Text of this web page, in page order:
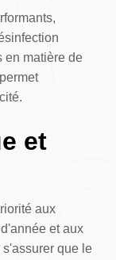
en matière de
et
aux
et aux
que le